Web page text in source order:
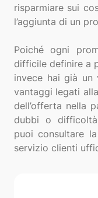
risparmiare sui
l’aggiunta di un
Poiché ogni
difficile definire a
invece hai già un
vantaggi legati
dell’offerta nella
dubbi o
puoi consultare